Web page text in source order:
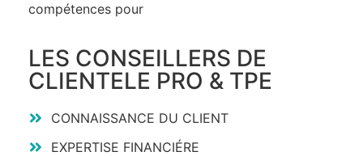
compétences pour
LES CONSEILLERS DE
CLIENTELE PRO & TPE
CONNAISSANCE DU CLIENT
EXPERTISE FINANCIÉRE